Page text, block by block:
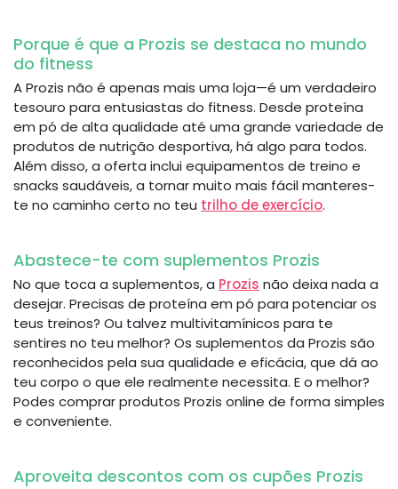
Porque é que a Prozis se destaca no mundo
do fitness
A Prozis não é apenas mais uma loja—é um verdadeiro
tesouro para entusiastas do fitness. Desde proteína
em pó de alta qualidade até uma grande variedade de
produtos de nutrição desportiva, há algo para todos.
Além disso, a oferta inclui equipamentos de treino e
snacks saudáveis, a tornar muito mais fácil manteres-
te no caminho certo no teu trilho de exercício.
Abastece-te com suplementos Prozis
No que toca a suplementos, a Prozis não deixa nada a
desejar. Precisas de proteína em pó para potenciar os
teus treinos? Ou talvez multivitamínicos para te
sentires no teu melhor? Os suplementos da Prozis são
reconhecidos pela sua qualidade e eficácia, que dá ao
teu corpo o que ele realmente necessita. E o melhor?
Podes comprar produtos Prozis online de forma simples
e conveniente.
Aproveita descontos com os cupões Prozis